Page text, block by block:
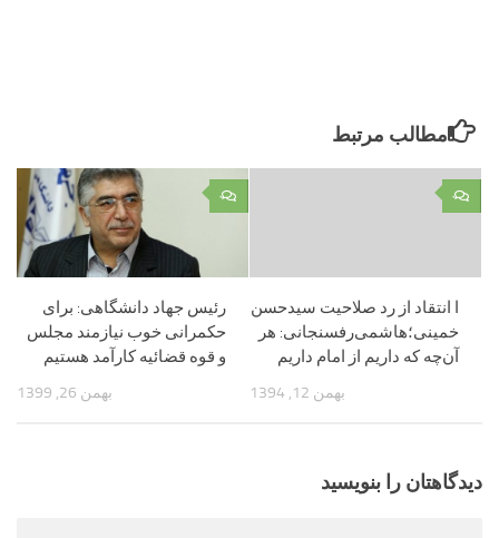
مطالب مرتبط
۰
رئیس جهاد دانشگاهی: برای
حکمرانی خوب نیازمند مجلس
و قوه قضائیه کارآمد هستیم
بهمن 26, 1399
۰
ا انتقاد از رد صلاحیت سیدحسن
خمینی؛هاشمی‌رفسنجانی: هر
آن‌چه که داریم از امام داریم
بهمن 12, 1394
دیدگاهتان را بنویسید